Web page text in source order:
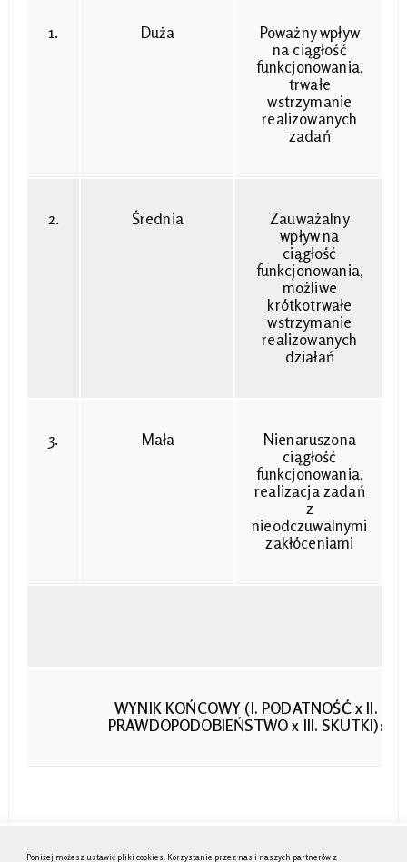
1. Duża
Poważny wpływ
na ciągłość
funkcjonowania,
trwałe
wstrzymanie
realizowanych
zadań
2. Średnia
Zauważalny
wpływ na
ciągłość
funkcjonowania,
możliwe
krótkotrwałe
wstrzymanie
realizowanych
działań
3. Mała
Nienaruszona
ciągłość
funkcjonowania,
realizacja zadań
z
nieodczuwalnymi
zakłóceniami
WYNIK KOŃCOWY (I. PODATNOŚĆ x II.
PRAWDOPODOBIEŃSTWO x III. SKUTKI):
Poniżej możesz ustawić pliki cookies. Korzystanie przez nas i naszych partnerów z